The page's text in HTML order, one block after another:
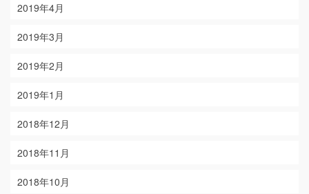
2019年4月
2019年3月
2019年2月
2019年1月
2018年12月
2018年11月
2018年10月